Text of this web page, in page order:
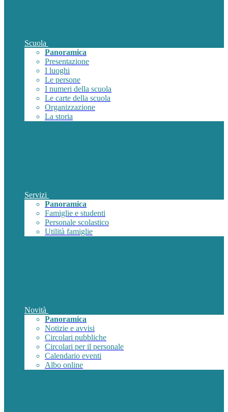
Scuola
Panoramica
Presentazione
I luoghi
Le persone
I numeri della scuola
Le carte della scuola
Organizzazione
La storia
Servizi
Panoramica
Famiglie e studenti
Personale scolastico
Utilità famiglie
Novità
Panoramica
Notizie e avvisi
Circolari pubbliche
Circolari per il personale
Calendario eventi
Albo online